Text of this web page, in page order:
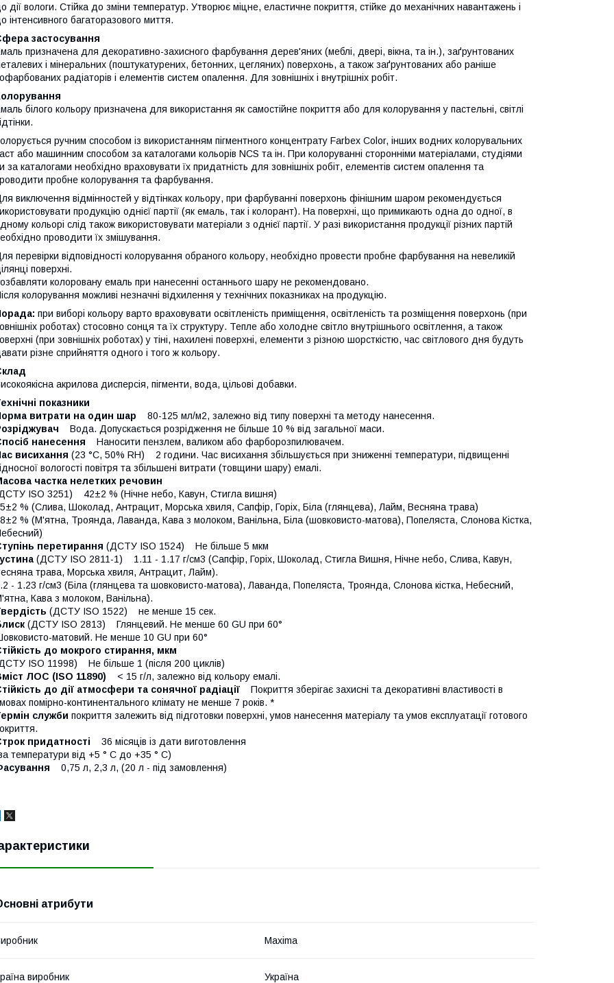
дії вологи. Стійка до зміни температур. Утворює міцне, еластичне покриття, стійке до механічних навантажень і
інтенсивного багаторазового миття.
застосування
призначена для декоративно-захисного фарбування дерев'яних (меблі, двері, вікна, та ін.), заґрунтованих
і мінеральних (поштукатурених, бетонних, цегляних) поверхонь, а також заґрунтованих або раніше
радіаторів і елементів систем опалення. Для зовнішніх і внутрішніх робіт.
білого кольору призначена для використання як самостійне покриття або для колорування у пастельні, світлі
ручним способом із використанням пігментного концентрату Farbex Color, інших водних колорувальних
або машинним способом за каталогами кольорів NCS та ін. При колоруванні сторонніми матеріалами, студіями
за каталогами необхідно враховувати їх придатність для зовнішніх робіт, елементів систем опалення та
пробне колорування та фарбування.
виключення відмінностей у відтінках кольору, при фарбуванні поверхонь фінішним шаром рекомендується
продукцію однієї партії (як емаль, так і колорант). На поверхні, що примикають одна до одної, в
кольорі слід також використовувати матеріали з однієї партії. У разі використання продукції різних партій
проводити їх змішування.
перевірки відповідності колорування обраного кольору, необхідно провести пробне фарбування на невеликій
поверхні.
колоровану емаль при нанесенні останнього шару не рекомендовано.
колорування можливі незначні відхилення у технічних показниках на продукцію.
при виборі кольору варто враховувати освітленість приміщення, освітленість та розміщення поверхонь (при
роботах) стосовно сонця та їх структуру. Тепле або холодне світло внутрішнього освітлення, а також
(при зовнішніх роботах) у тіні, нахилені поверхні, елементи з різною шорсткістю, час світлового дня будуть
різне сприйняття одного і того ж кольору.
акрилова дисперсія, пігменти, вода, цільові добавки.
показники
витрати на один шар 80-125 мл/м2, залежно від типу поверхні та методу нанесення.
Вода. Допускається розрідження не більше 10 % від загальної маси.
нанесення Наносити пензлем, валиком або фарборозпилювачем.
висихання (23 °С, 50% RH) 2 години. Час висихання збільшується при зниженні температури, підвищенні
вологості повітря та збільшені витрати (товщини шару) емалі.
частка нелетких речовин
ISO 3251) 42±2 % (Нічне небо, Кавун, Стигла вишня)
% (Слива, Шоколад, Антрацит, Морська хвиля, Сапфір, Горіх, Біла (глянцева), Лайм, Весняна трава)
% (М'ятна, Троянда, Лаванда, Кава з молоком, Ванільна, Біла (шовковисто-матова), Попеляста, Слонова Кістка,
перетирання (ДСТУ ISO 1524) Не більше 5 мкм
(ДСТУ ISO 2811-1) 1.11 - 1.17 г/см3 (Сапфір, Горіх, Шоколад, Стигла Вишня, Нічне небо, Слива, Кавун,
трава, Морська хвиля, Антрацит, Лайм).
- 1.23 г/см3 (Біла (глянцева та шовковисто-матова), Лаванда, Попеляста, Троянда, Слонова кістка, Небесний,
Кава з молоком, Ванільна).
(ДСТУ ISO 1522) не менше 15 сек.
(ДСТУ ISO 2813) Глянцевий. Не менше 60 GU при 60°
матовий. Не менше 10 GU при 60°
до мокрого стирання, мкм
ISO 11998) Не більше 1 (після 200 циклів)
ЛОС (ISO 11890)
< 15 г/л, залежно від кольору емалі.
до дії атмосфери та сонячної радіації
Покриття зберігає захисні та декоративні властивості в
помірно-континентального клімату не менше 7 років. *
служби покриття залежить від підготовки поверхні, умов нанесення матеріалу та умов експлуатації готового
придатності
36 місяців із дати виготовлення
температури від +5 ° С до +35 ° С)
0,75 л, 2,3 л, (20 л - під замовлення)
атрибути
Maxima
виробник Україна